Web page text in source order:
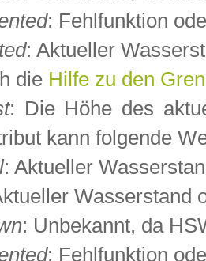
: Fehlfunktion
: Aktueller
die Hilfe zu den
: Die Höhe des
kann folgende
: Aktueller
Wasserstand
: Unbekannt, da
: Fehlfunktion